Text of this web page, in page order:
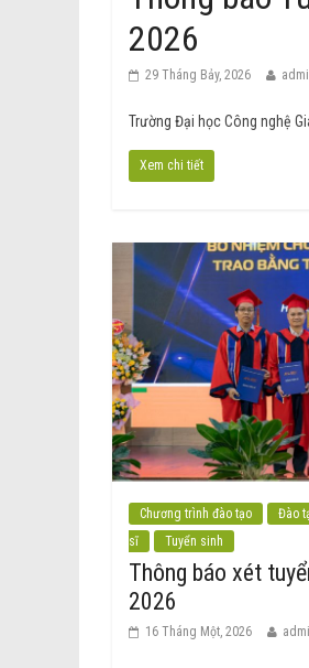
2026
29 Tháng Bảy, 2026
Trường Đại học Công nghệ
Xem chi tiết
Chương trình đào tạo Đào
sĩ
Tuyển sinh
Thông báo xét
2026
16 Tháng Một, 2026